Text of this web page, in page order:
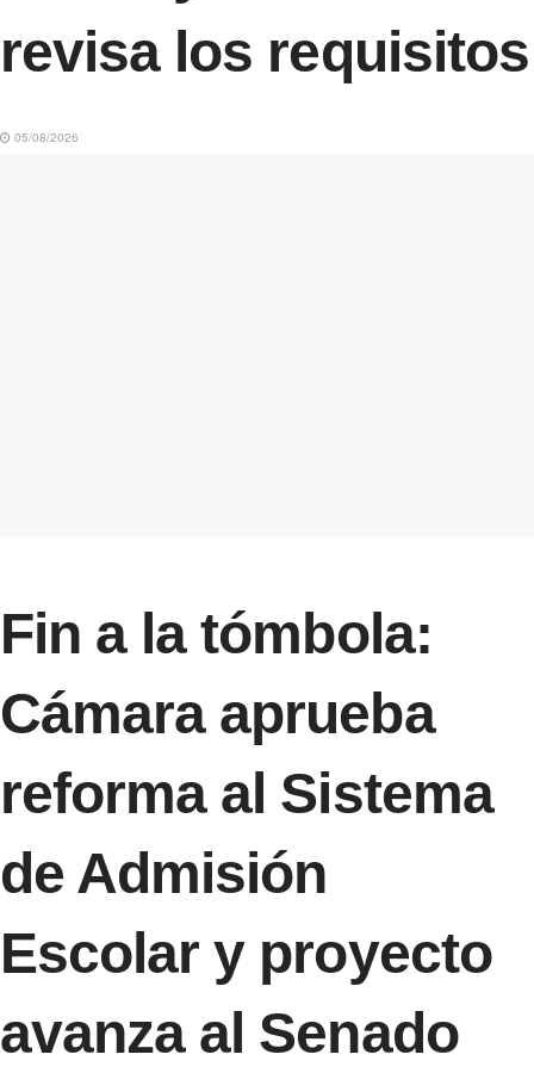
revisa los requisitos
05/08/2026
Fin a la tómbola:
Cámara aprueba
reforma al Sistema
de Admisión
Escolar y proyecto
avanza al Senado